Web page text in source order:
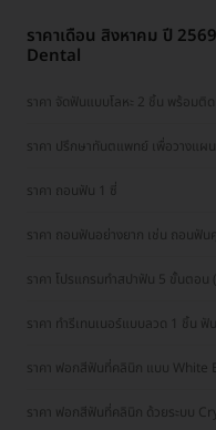
ราคาเดือน สิงหาคม ปี
Dental
ราคา จัดฟันแบบโลหะ 2 ชิ้น พร้อมติ
ราคา ปรึกษาทันตแพทย์ เพื่อวางแ
ราคา ถอนฟัน 1 ซี่
ราคา ถอนฟันอย่างยาก เช่น ถอนฟัน
ราคา โปรแกรมทำสปาฟัน 5 ขั้นตอ
ราคา ทำรีเทนเนอร์แบบลวด 1 ชิ้น ฟั
ราคา ฟอกสีฟันที่คลินิก แบบ White
ราคา ฟอกสีฟันที่คลินิก ด้วยระบบ